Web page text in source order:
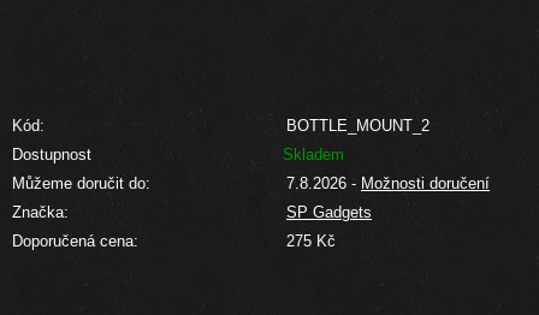
Kód:
BOTTLE_MOUNT_2
Dostupnost
Skladem
Můžeme doručit do:
7.8.2026 - Možnosti doručení
Značka:
SP Gadgets
Doporučená cena:
275 Kč